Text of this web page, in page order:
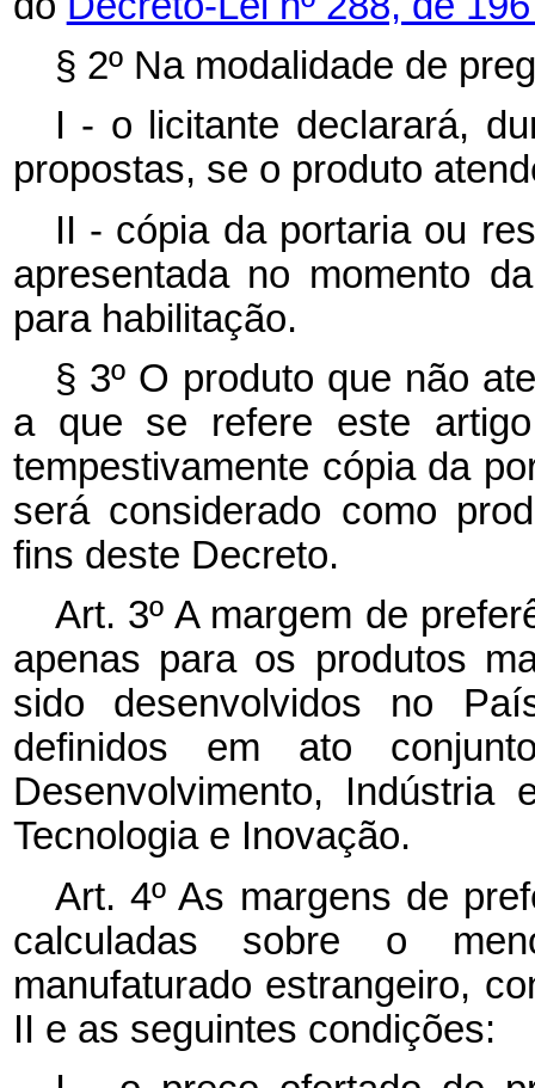
§ 2º Na modalidade de
I - o licitante declarará,
propostas, se o produto
II - cópia da portaria ou
apresentada no momento
para habilitação.
§ 3º O produto que não
a que se refere este
tempestivamente cópia da
será considerado como
fins deste Decreto.
Art. 3º A margem de
apenas para os produtos
sido desenvolvidos no
definidos em ato
Desenvolvimento,
Tecnologia e Inovação.
Art. 4º As margens de
calculadas sobre o
manufaturado estrangeiro,
II e as seguintes condições: